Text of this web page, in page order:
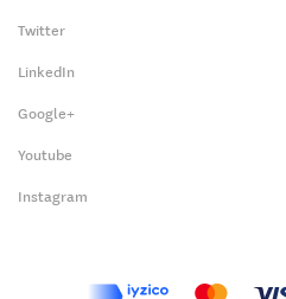
Twitter
LinkedIn
Google+
Youtube
Instagram